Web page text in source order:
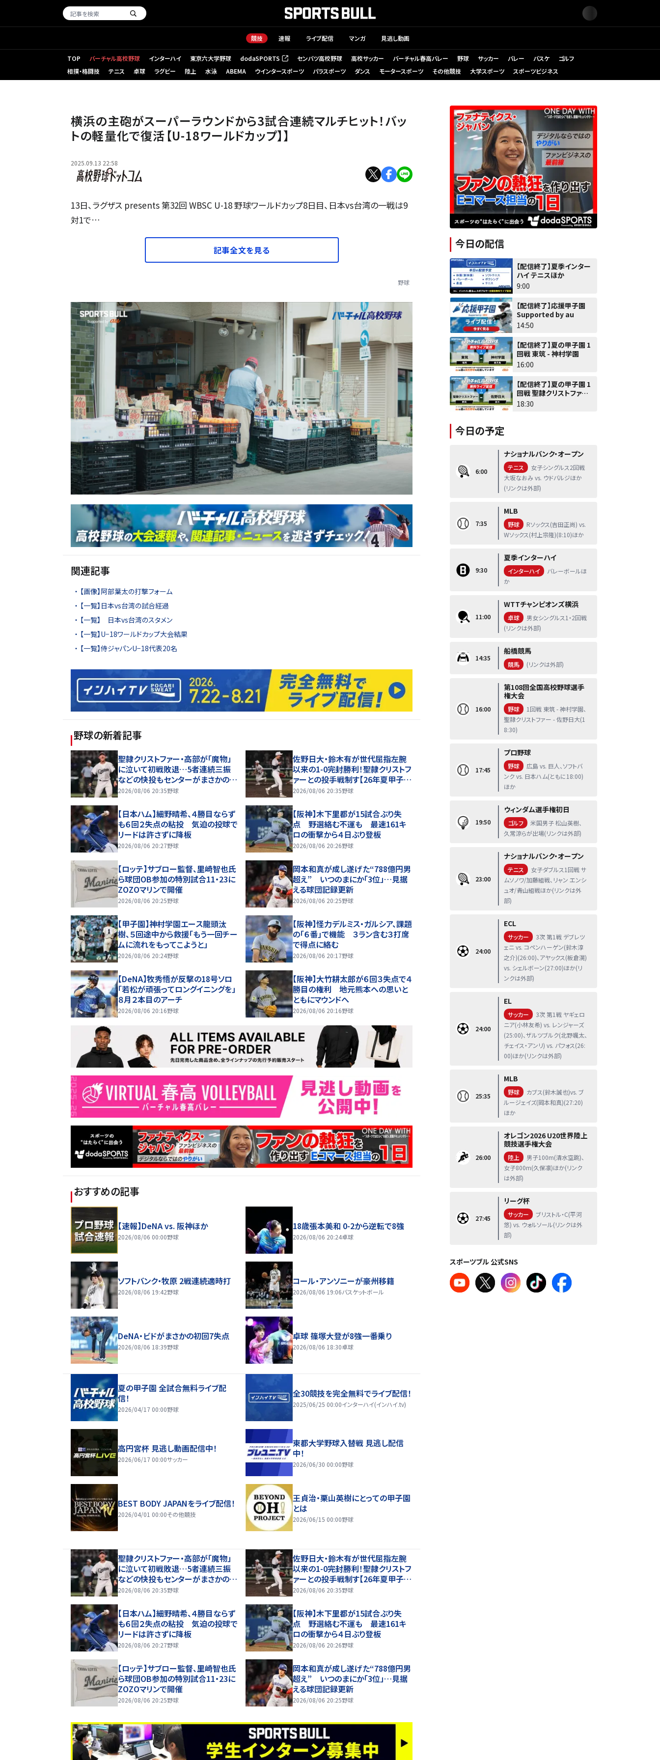
競技 速報 ライブ配信 マンガ 見逃し動画
TOP バーチャル高校野球 インターハイ 東京六大学野球 dodaSPORTS
（新しいタブで開く） センバツ高校野球 高校サッカー バーチャル春高バレー 野球 サッカー バレー バスケ
ゴルフ
相撲・格闘技
テニス 卓球 ラグビー 陸上 水泳 ABEMA ウインタースポーツ パラスポーツ ダンス モータースポーツ その他競技 大学スポーツ スポーツビジネス
横浜の主砲がスーパーラウンドから3試合連続マルチヒット！バッ
トの軽量化で復活【U-18ワールドカップ】】
2025.09.13 22:58
13日、ラグザス presents 第32回 WBSC U-18 野球ワールドカップ8日目、日本vs台湾の一戦は9
対1で…
記事全文を見る
野球
関連記事
【画像】阿部葉太の打撃フォーム
【一覧】日本vs台湾の試合経過
【一覧】 日本vs台湾のスタメン
【一覧】U−18ワールドカップ大会結果
【一覧】侍ジャパンU−18代表20名
野球の新着記事
聖隷クリストファー・高部が「魔物」
に泣いて初戦敗退…5者連続三振
などの快投もセンターがまさかの落
球【26年夏甲子園】
2026/08/06 20:35野球
佐野日大・鈴木有が世代屈指左腕
以来の1-0完封勝利！聖隷クリストフ
ァーとの投手戦制す【26年夏甲子
園】
2026/08/06 20:35野球
【日本ハム】細野晴希、４勝目ならず
も６回２失点の粘投 気迫の投球で
リードは許さずに降板
2026/08/06 20:27野球
【阪神】木下里都が15試合ぶり失
点 野選絡む不運も 最速161キ
ロの衝撃から４日ぶり登板
2026/08/06 20:26野球
【ロッテ】サブロー監督、里崎智也氏
ら球団OB参加の特別試合11・23に
ZOZOマリンで開催
2026/08/06 20:25野球
岡本和真が成し遂げた“788億円男
超え” いつのまにか「3位」…見据
える球団記録更新
2026/08/06 20:25野球
【甲子園】神村学園エース龍頭汰
樹、５回途中から救援「もう一回チー
ムに流れをもってこようと」
2026/08/06 20:24野球
【阪神】怪力デルミス・ガルシア、課題
の「６番」で機能 ３ラン含む３打席
で得点に絡む
2026/08/06 20:17野球
【DeNA】牧秀悟が反撃の18号ソロ
「若松が頑張ってロングイニングを」
８月２本目のアーチ
2026/08/06 20:16野球
【阪神】大竹耕太郎が６回３失点で４
勝目の権利 地元熊本への思いと
ともにマウンドへ
2026/08/06 20:16野球
おすすめの記事
【速報】DeNA vs. 阪神ほか
2026/08/06 00:00野球
18歳張本美和 0-2から逆転で8強
2026/08/06 20:24卓球
ソフトバンク・牧原 2戦連続適時打
2026/08/06 19:42野球
コール・アンソニーが豪州移籍
2026/08/06 19:06バスケットボール
DeNA・ビドがまさかの初回7失点
2026/08/06 18:39野球
卓球 篠塚大登が8強一番乗り
2026/08/06 18:30卓球
夏の甲子園 全試合無料ライブ配
信！
2026/04/17 00:00野球
全30競技を完全無料でライブ配信！
2025/06/25 00:00インターハイ(インハイ.tv)
高円宮杯 見逃し動画配信中！
2026/06/17 00:00サッカー
東都大学野球入替戦 見逃し配信
中！
2026/06/30 00:00野球
BEST BODY JAPANをライブ配信！
2026/04/01 00:00その他競技
王貞治・栗山英樹にとっての甲子園
とは
2026/06/15 00:00野球
聖隷クリストファー・高部が「魔物」
に泣いて初戦敗退…5者連続三振
などの快投もセンターがまさかの落
球【26年夏甲子園】
2026/08/06 20:35野球
佐野日大・鈴木有が世代屈指左腕
以来の1-0完封勝利！聖隷クリストフ
ァーとの投手戦制す【26年夏甲子
園】
2026/08/06 20:35野球
【日本ハム】細野晴希、４勝目ならず
も６回２失点の粘投 気迫の投球で
リードは許さずに降板
2026/08/06 20:27野球
【阪神】木下里都が15試合ぶり失
点 野選絡む不運も 最速161キ
ロの衝撃から４日ぶり登板
2026/08/06 20:26野球
【ロッテ】サブロー監督、里崎智也氏
ら球団OB参加の特別試合11・23に
ZOZOマリンで開催
2026/08/06 20:25野球
岡本和真が成し遂げた“788億円男
超え” いつのまにか「3位」…見据
える球団記録更新
2026/08/06 20:25野球
今日の配信
【配信終了】夏季インター
ハイ テニスほか
9:00
【配信終了】応援甲子園
Supported by au
14:50
【配信終了】夏の甲子園 1
回戦 東筑 - 神村学園
16:00
【配信終了】夏の甲子園 1
回戦 聖隷クリストファー -
佐野日大
18:30
今日の予定
6:00
ナショナルバンク・オープン
テニス
女子シングルス2回戦
大坂なおみ vs. ウドバルジほか
(リンクは外部)
7:35
MLB
野球
Rソックス(吉田正尚) vs.
Wソックス(村上宗隆)(8:10)ほか
9:30
夏季インターハイ
インターハイ
バレーボールほ
か
11:00
WTTチャンピオンズ横浜
卓球
男女シングルス1・2回戦
(リンクは外部)
14:35
船橋競馬
競馬 (リンクは外部)
16:00
第108回全国高校野球選手
権大会
野球
1回戦 東筑 - 神村学園、
聖隷クリストファー - 佐野日大(1
8:30)
17:45
プロ野球
野球
広島 vs. 巨人、ソフトバ
ンク vs. 日本ハム(ともに18:00)
ほか
19:50
ウィンダム選手権初日
ゴルフ
米国男子 松山英樹、
久常涼らが出場(リンクは外部)
23:00
ナショナルバンク・オープン
テニス
女子ダブルス1回戦 サ
ムソノワ/加藤組戦、リャン エンシ
ュオ/青山組戦ほか(リンクは外
部)
24:00
ECL
サッカー
3次 第1戦 デブレツ
ェニ vs. コペンハーゲン(鈴木淳
之介)(26:00)、アヤックス(板倉滉)
vs. シェルボーン(27:00)ほか(リ
ンクは外部)
24:00
EL
サッカー
3次 第1戦 ヤギェロ
ニア(小林友希) vs. レンジャーズ
(25:00)、ザルツブルク(北野颯太、
チェイス・アンリ) vs. パフォス(26:
00)ほか(リンクは外部)
25:35
MLB
野球
カブス(鈴木誠也)vs. ブ
ルージェイズ(岡本和真)(27:20)
ほか
26:00
オレゴン2026 U20世界陸上
競技選手権大会
陸上
男子100m(清水空跳)、
女子800m(久保凛)ほか(リンク
は外部)
27:45
リーグ杯
サッカー
ブリストル・C(平河
悠) vs. ウォルソール(リンクは外
部)
スポーツブル 公式SNS